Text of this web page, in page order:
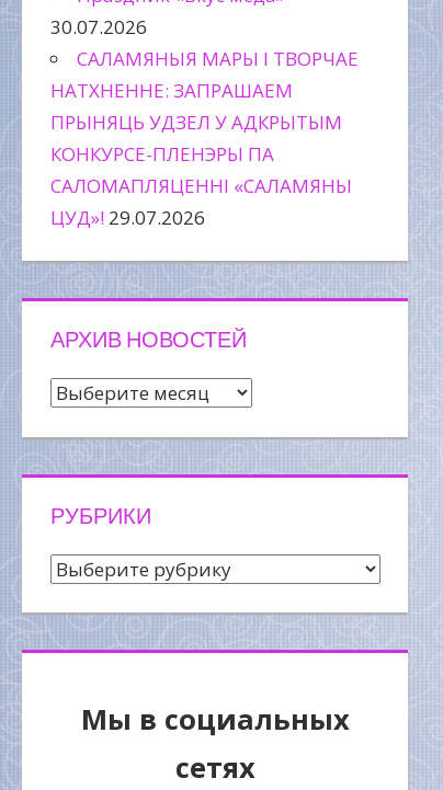
30.07.2026
САЛАМЯНЫЯ МАРЫ І ТВОРЧАЕ
НАТХНЕННЕ: ЗАПРАШАЕМ
ПРЫНЯЦЬ УДЗЕЛ У АДКРЫТЫМ
КОНКУРСЕ-ПЛЕНЭРЫ ПА
САЛОМАПЛЯЦЕННІ «САЛАМЯНЫ
ЦУД»! 29.07.2026
АРХИВ НОВОСТЕЙ
Архив
РУБРИКИ
Рубрики
Мы в социальных
сетях